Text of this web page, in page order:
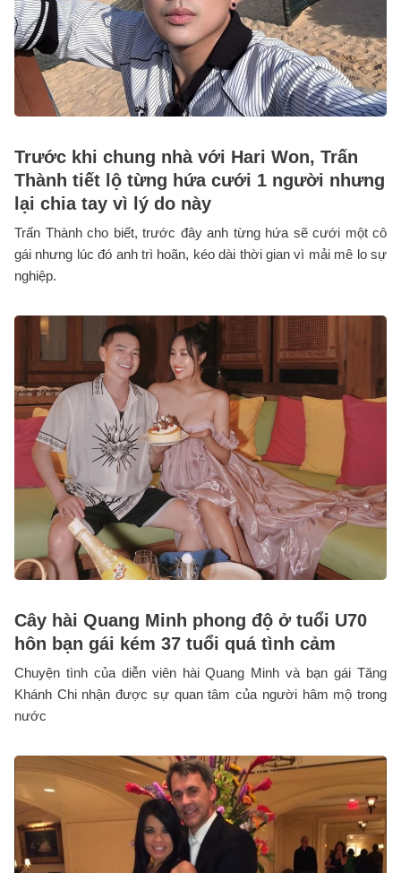
Trước khi chung nhà với Hari Won, Trấn
Thành tiết lộ từng hứa cưới 1 người nhưng
lại chia tay vì lý do này
Trấn Thành cho biết, trước đây anh từng hứa sẽ cưới một cô
gái nhưng lúc đó anh trì hoãn, kéo dài thời gian vì mải mê lo sự
nghiệp.
Cây hài Quang Minh phong độ ở tuổi U70
hôn bạn gái kém 37 tuổi quá tình cảm
Chuyện tình của diễn viên hài Quang Minh và bạn gái Tăng
Khánh Chi nhận được sự quan tâm của người hâm mộ trong
nước